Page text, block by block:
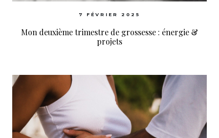
7 FÉVRIER 2025
Mon deuxième trimestre de grossesse : énergie &
projets